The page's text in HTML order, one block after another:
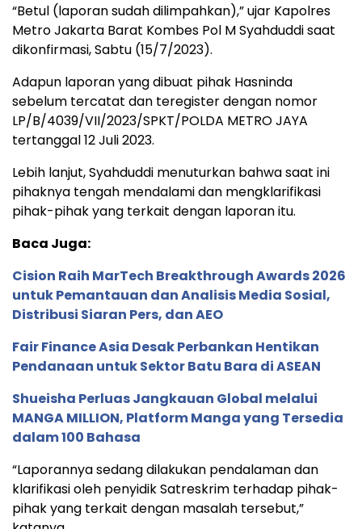
“Betul (laporan sudah dilimpahkan),” ujar Kapolres
Metro Jakarta Barat Kombes Pol M Syahduddi saat
dikonfirmasi, Sabtu (15/7/2023).
Adapun laporan yang dibuat pihak Hasninda
sebelum tercatat dan teregister dengan nomor
LP/B/4039/VII/2023/SPKT/POLDA METRO JAYA
tertanggal 12 Juli 2023.
Lebih lanjut, Syahduddi menuturkan bahwa saat ini
pihaknya tengah mendalami dan mengklarifikasi
pihak-pihak yang terkait dengan laporan itu.
Baca Juga:
Cision Raih MarTech Breakthrough Awards 2026
untuk Pemantauan dan Analisis Media Sosial,
Distribusi Siaran Pers, dan AEO
Fair Finance Asia Desak Perbankan Hentikan
Pendanaan untuk Sektor Batu Bara di ASEAN
Shueisha Perluas Jangkauan Global melalui
MANGA MILLION, Platform Manga yang Tersedia
dalam 100 Bahasa
“Laporannya sedang dilakukan pendalaman dan
klarifikasi oleh penyidik Satreskrim terhadap pihak-
pihak yang terkait dengan masalah tersebut,”